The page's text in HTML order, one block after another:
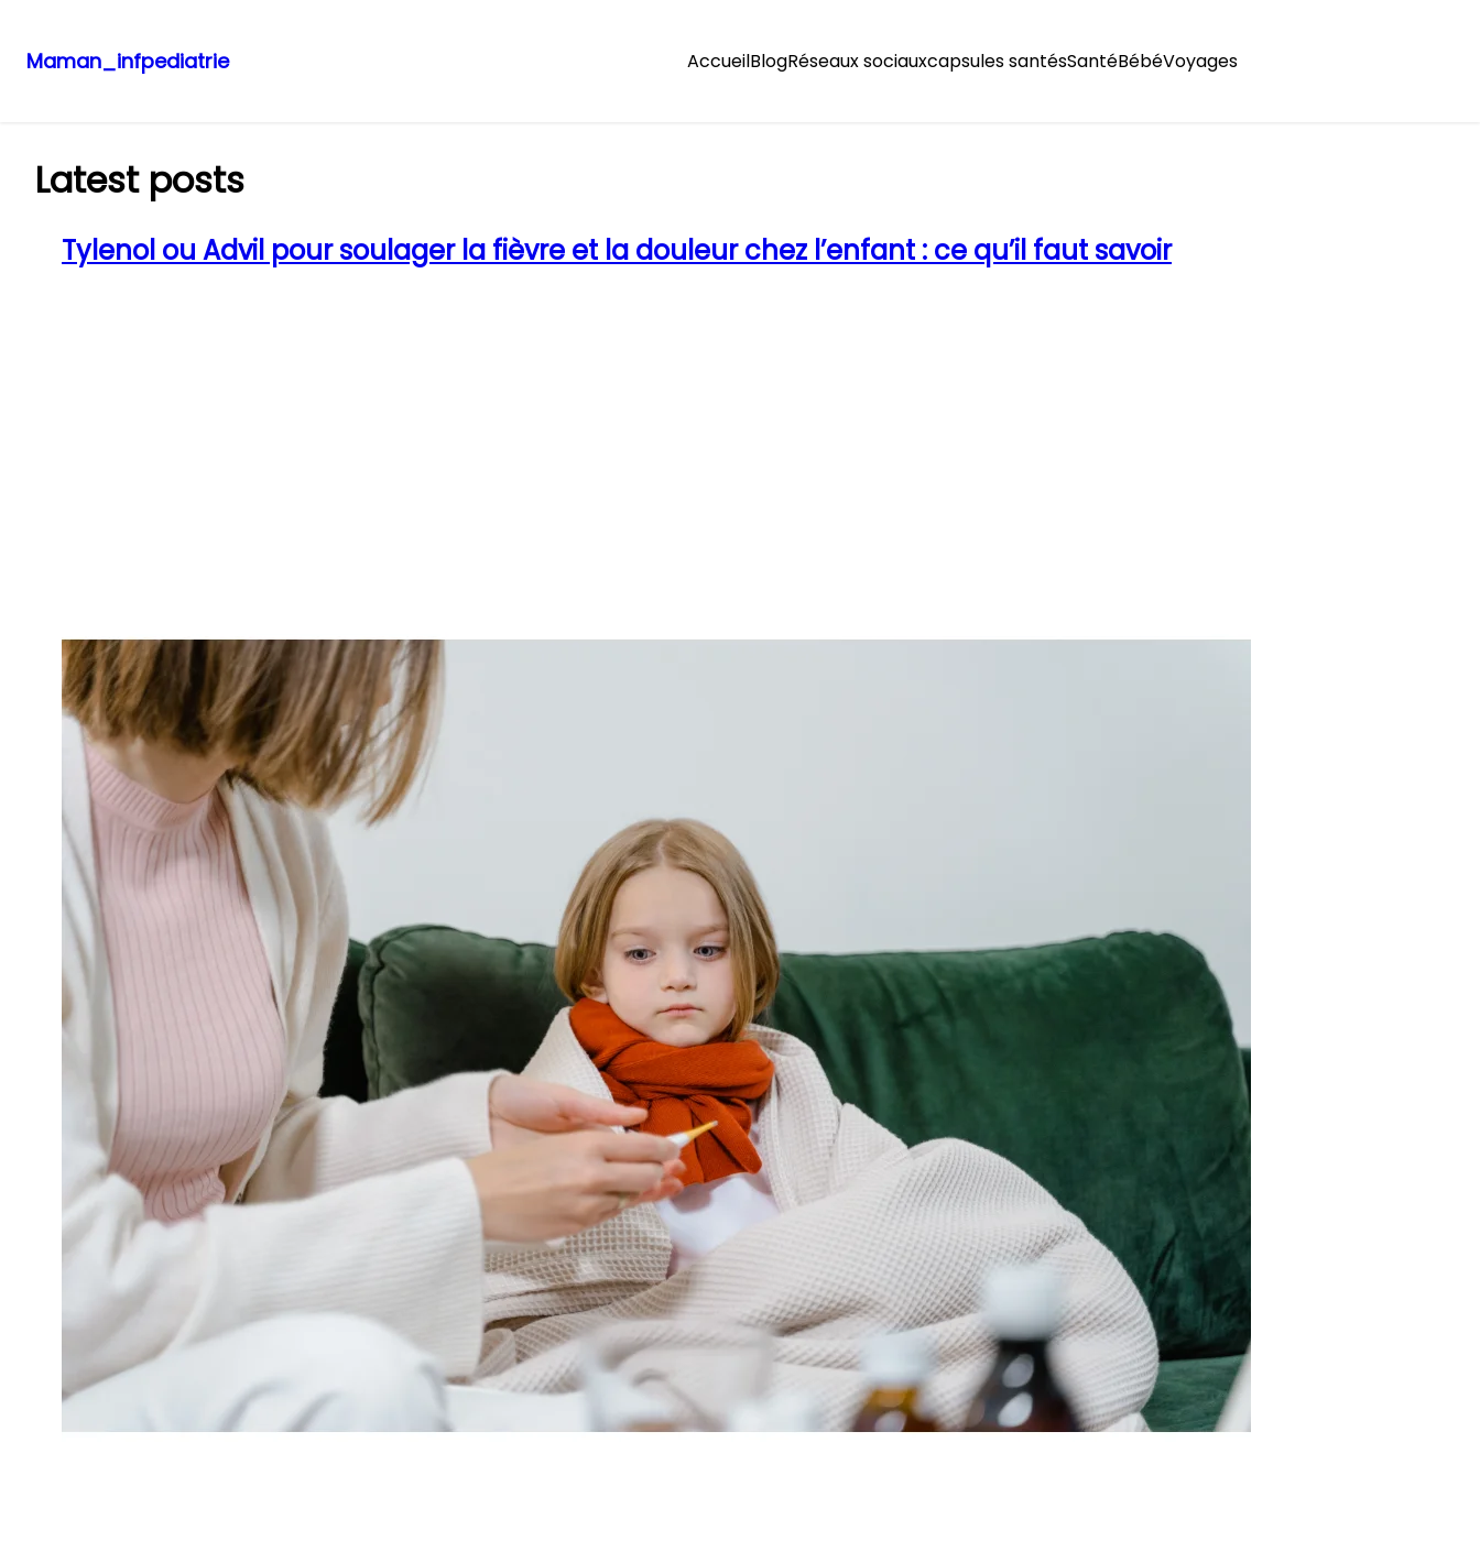
Maman_infpediatrie AccueilBlogRéseaux sociauxcapsules santésSantéBébéVoyages
Latest posts
Tylenol ou Advil pour soulager la fièvre et la douleur chez l’enfant : ce qu’il faut savoir